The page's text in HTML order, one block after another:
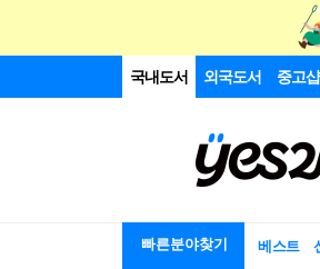
국내도서 외국도서 중고샵
빠른분야찾기 베스트